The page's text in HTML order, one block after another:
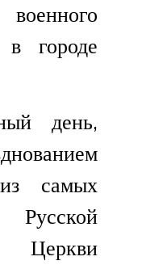
городе
день,
самых
Церкви